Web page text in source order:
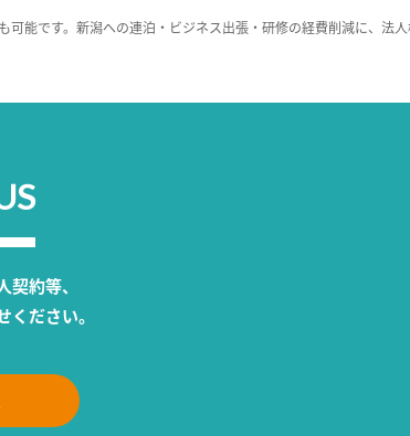
能です。新潟への連泊・ビジネス出張・研修の経費削減に、法
約等、
ださい。